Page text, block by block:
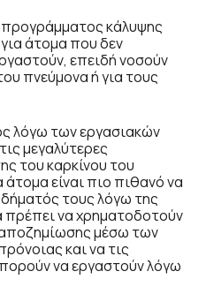
προγράμματος κάλυψης
άτομα που δεν
επειδή νοσούν
πνεύμονα ή για τους
λόγω των εργασιακών
μεγαλύτερες
του καρκίνου του
είναι πιο πιθανό να
τους λόγω της
πρέπει να χρηματοδοτούν
μέσω των
και να τις
να εργαστούν λόγω